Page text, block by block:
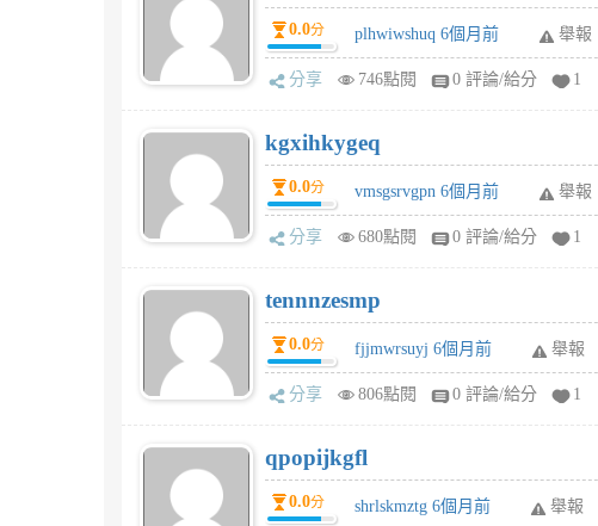
0.0分 plhwiwshuq 6個月前 舉報
分享 746點閱 0 評論/給分 1
kgxihkygeq
0.0分 vmsgsrvgpn 6個月前 舉報
分享 680點閱 0 評論/給分 1
tennnzesmp
0.0分 fjjmwrsuyj 6個月前 舉報
分享 806點閱 0 評論/給分 1
qpopijkgfl
0.0分 shrlskmztg 6個月前 舉報